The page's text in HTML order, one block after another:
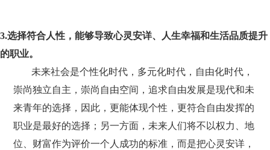
3.选择符合人性，能够导致心灵安详、人生幸福和生活品质提升
的职业。
未来社会是个性化时代，多元化时代，自由化时代，
崇尚独立自主，崇尚自由空间，追求自由发展是现代和未
来青年的选择，因此，更能体现个性，更符合自由发挥的
职业是最好的选择；另一方面，未来人们将不以权力、地
位、财富作为评价一个人成功的标准，而是把心灵安详，